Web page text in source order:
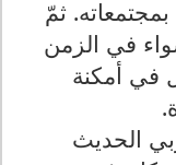
بمجتمعاته. ثمّ
في الزمن
في أمكنة
الحديث